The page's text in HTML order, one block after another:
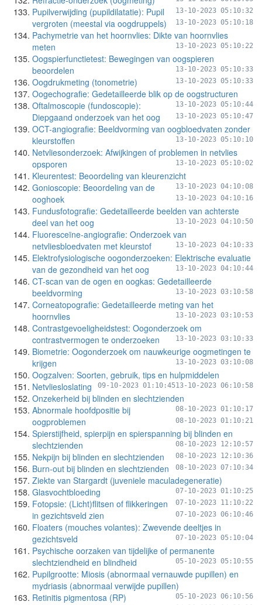
13-10-2023 05:10:32
Pupilverwijding (pupildilatatie): Pupil
vergroten (meestal via oogdruppels)
13-10-2023 05:10:18
Pachymetrie van het hoornvlies: Dikte van hoornvlies
meten
13-10-2023 05:10:22
Oogspierfunctietest: Bewegingen van oogspieren
beoordelen
13-10-2023 05:10:33
Oogdrukmeting (tonometrie) 13-10-2023 05:10:33
Oogechografie: Gedetailleerde blik op de oogstructuren
13-10-2023 05:10:44
Oftalmoscopie (fundoscopie):
Diepgaand onderzoek van het oog
13-10-2023 05:10:47
OCT-angiografie: Beeldvorming van oogbloedvaten zonder
kleurstoffen
13-10-2023 05:10:10
Netvliesonderzoek: Afwijkingen of problemen in netvlies
opsporen
13-10-2023 05:10:02
Kleurentest: Beoordeling van kleurenzicht
13-10-2023 04:10:08
Gonioscopie: Beoordeling van de
ooghoek
13-10-2023 04:10:16
Fundusfotografie: Gedetailleerde beelden van achterste
deel van het oog
13-10-2023 04:10:50
Fluoresceïne-angiografie: Onderzoek van
netvliesbloedvaten met kleurstof
13-10-2023 04:10:33
Elektrofysiologische oogonderzoeken: Elektrische evaluatie
van de gezondheid van het oog
13-10-2023 04:10:44
CT-scan van de ogen en oogkas: Gedetailleerde
beeldvorming
13-10-2023 03:10:58
Corneatopografie: Gedetailleerde meting van het
hoornvlies
13-10-2023 03:10:53
Contrastgevoeligheidstest: Oogonderzoek om
contrastvermogen te onderzoeken
13-10-2023 03:10:33
Biometrie: Oogonderzoek om nauwkeurige oogmetingen te
krijgen
13-10-2023 03:10:08
Oogzalven: Soorten, gebruik, tips en hulpmiddelen
13-10-2023 06:10:58
Netvliesloslating 09-10-2023 01:10:45
Onzekerheid bij blinden en slechtzienden
08-10-2023 01:10:17
Abnormale hoofdpositie bij
oogproblemen
08-10-2023 01:10:21
Spierstijfheid, spierpijn en spierspanning bij blinden en
slechtzienden
08-10-2023 12:10:57
Nekpijn bij blinden en slechtzienden 08-10-2023 12:10:36
Burn-out bij blinden en slechtzienden 08-10-2023 07:10:34
Ziekte van Stargardt (juveniele maculadegeneratie)
07-10-2023 01:10:25
Glasvochtbloeding
07-10-2023 11:10:22
Fotopsie: (Licht)flitsen of flikkeringen
in gezichtsveld zien
07-10-2023 06:10:46
Floaters (mouches volantes): Zwevende deeltjes in
gezichtsveld
07-10-2023 05:10:04
Psychische oorzaken van tijdelijke of permanente
slechtziendheid en blindheid
05-10-2023 05:10:55
Pupilgrootte: Miosis (abnormaal vernauwde pupillen) en
mydriasis (abnormaal verwijde pupillen)
05-10-2023 06:10:56
Retinitis pigmentosa (RP)